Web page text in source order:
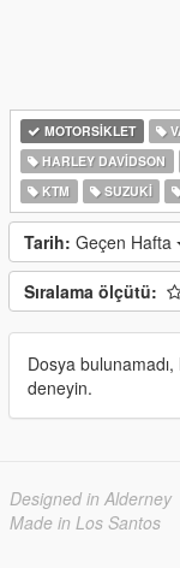
MOTORSIKLET
HARLEY DAVIDSON
KTM
SUZUKI
Tarih: Geçen Hafta
Sıralama ölçütü:
Dosya
deneyin.
Designed in Alderney
Made in Los Santos